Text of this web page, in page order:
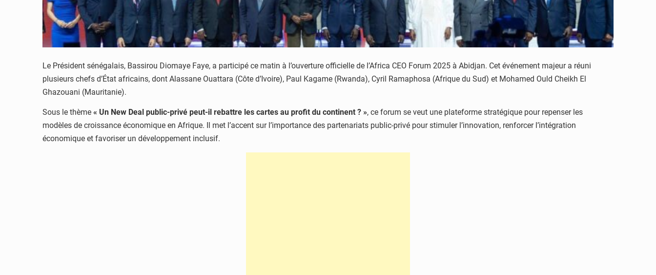
Le Président sénégalais, Bassirou Diomaye Faye, a participé ce matin à l’ouverture officielle de l’Africa CEO Forum 2025 à Abidjan. Cet événement majeur a réuni
plusieurs chefs d’État africains, dont Alassane Ouattara (Côte d’Ivoire), Paul Kagame (Rwanda), Cyril Ramaphosa (Afrique du Sud) et Mohamed Ould Cheikh El
Ghazouani (Mauritanie).
Sous le thème « Un New Deal public-privé peut-il rebattre les cartes au profit du continent ? », ce forum se veut une plateforme stratégique pour repenser les
modèles de croissance économique en Afrique. Il met l’accent sur l’importance des partenariats public-privé pour stimuler l’innovation, renforcer l’intégration
économique et favoriser un développement inclusif.